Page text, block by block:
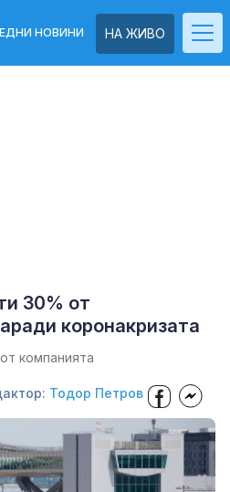
НА ЖИВО
НОВИНИ
30% от
коронакризата
компанията
Тодор Петров